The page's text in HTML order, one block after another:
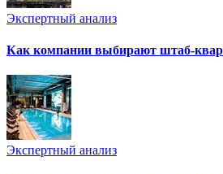
Экспертный анализ
Как компании выбирают штаб-
Экспертный анализ